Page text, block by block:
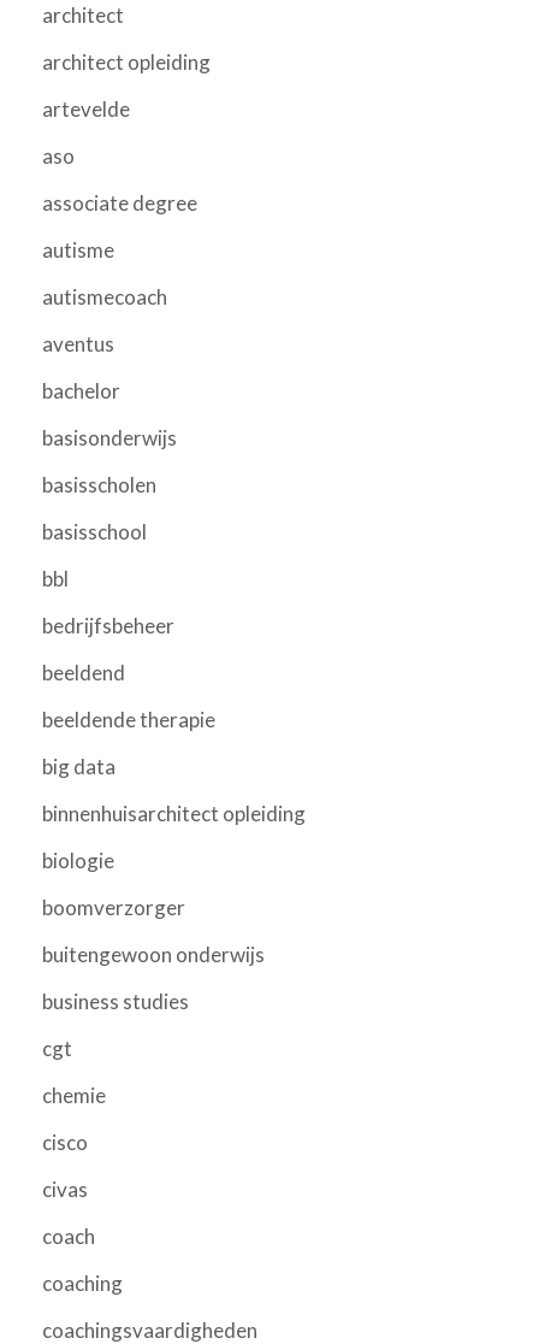
architect
architect opleiding
artevelde
aso
associate degree
autisme
autismecoach
aventus
bachelor
basisonderwijs
basisscholen
basisschool
bbl
bedrijfsbeheer
beeldend
beeldende therapie
big data
binnenhuisarchitect opleiding
biologie
boomverzorger
buitengewoon onderwijs
business studies
cgt
chemie
cisco
civas
coach
coaching
coachingsvaardigheden